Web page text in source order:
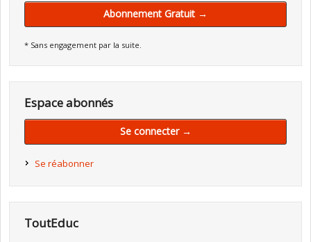
Abonnement Gratuit →
* Sans engagement par la suite.
Espace abonnés
Se connecter →
Se réabonner
ToutEduc